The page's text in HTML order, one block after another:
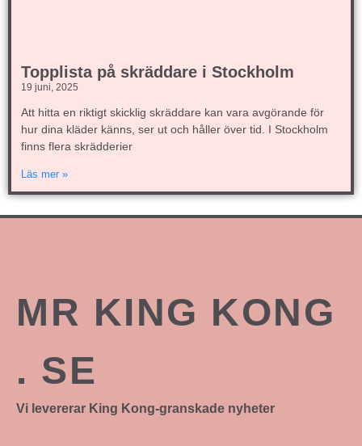
Topplista på skräddare i Stockholm
19 juni, 2025
Att hitta en riktigt skicklig skräddare kan vara avgörande för
hur dina kläder känns, ser ut och håller över tid. I Stockholm
finns flera skrädderier
Läs mer »
MR KING KONG
. SE
Vi levererar King Kong-granskade nyheter